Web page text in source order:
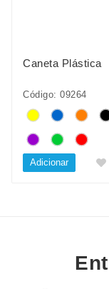
Caneta Plástica
Código: 09264
Adicionar